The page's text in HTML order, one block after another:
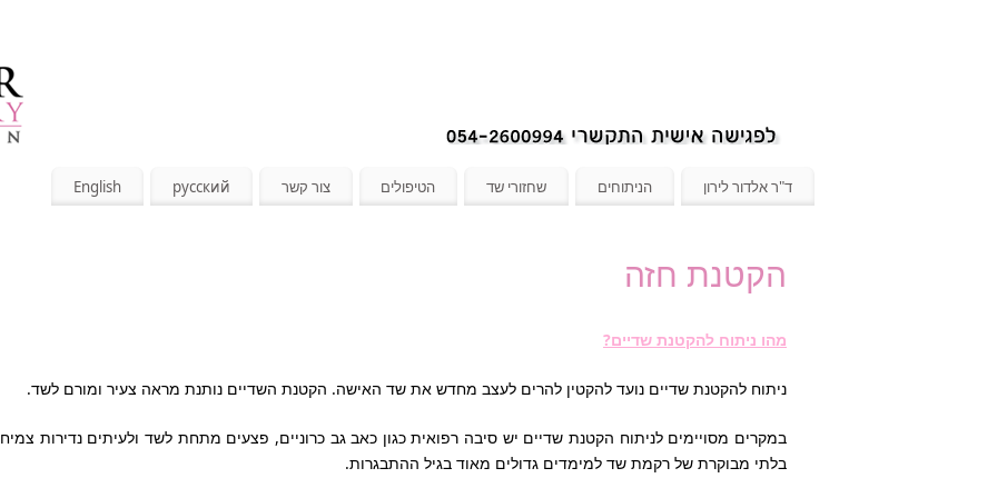
ד"ר אלדור לירון הניתוחים שחזורי שד הטיפולים צור קשר русский
English
הקטנת חזה
מהו ניתוח להקטנת שדיים?
ניתוח להקטנת שדיים נועד להקטין להרים לעצב מחדש את שד האישה. הקטנת השדיים נותנת מראה צעיר ומורם לשד.
במקרים מסויימים לניתוח הקטנת שדיים יש סיבה רפואית כגון כאב גב כרוניים, פצעים מתחת לשד ולעיתים נדירות
בלתי מבוקרת של רקמת שד למימדים גדולים מאוד בגיל ההתבגרות.